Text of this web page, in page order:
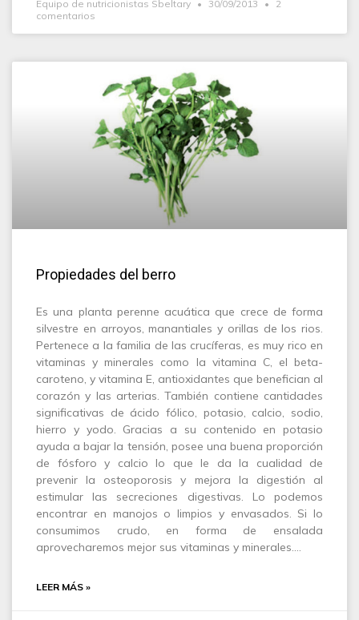
Equipo de nutricionistas Sbeltary 30/09/2013
2
comentarios
Propiedades del berro
Es una planta perenne acuática que crece de forma
silvestre en arroyos, manantiales y orillas de los rios.
Pertenece a la familia de las crucíferas, es muy rico en
vitaminas y minerales como la vitamina C, el beta-
caroteno, y vitamina E, antioxidantes que benefician al
corazón y las arterias. También contiene cantidades
significativas de ácido fólico, potasio, calcio, sodio,
hierro y yodo. Gracias a su contenido en potasio
ayuda a bajar la tensión, posee una buena proporción
de fósforo y calcio lo que le da la cualidad de
prevenir la osteoporosis y mejora la digestión al
estimular las secreciones digestivas. Lo podemos
encontrar en manojos o limpios y envasados. Si lo
consumimos crudo, en forma de ensalada
aprovecharemos mejor sus vitaminas y minerales.…
LEER MÁS »